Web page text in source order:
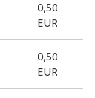
0,50
EUR
0,50
EUR